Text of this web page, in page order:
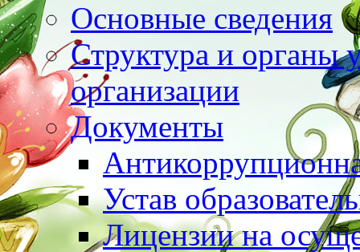
Основные сведения
Структура и органы
организации
Документы
Устав
Лицензии на